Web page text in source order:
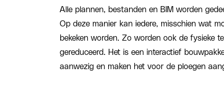
Alle plannen, bestanden en BIM worden
Op deze manier kan iedere, misschien wat
bekeken worden. Zo worden ook de fysieke
gereduceerd. Het is een interactief
aanwezig en maken het voor de ploegen